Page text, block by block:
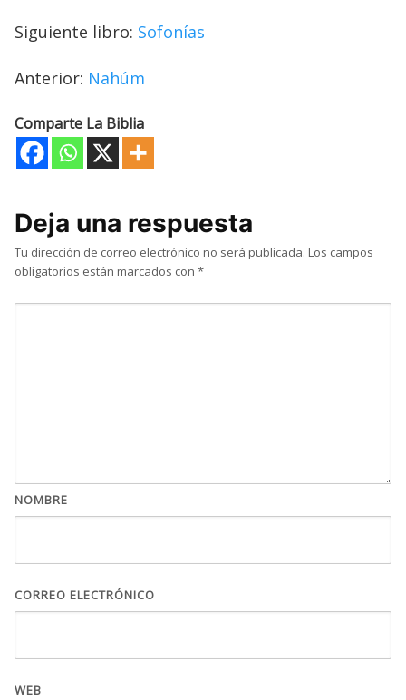
Siguiente libro: Sofonías
Anterior: Nahúm
Comparte La Biblia
Deja una respuesta
Tu dirección de correo electrónico no será publicada. Los campos
obligatorios están marcados con *
NOMBRE
CORREO ELECTRÓNICO
WEB